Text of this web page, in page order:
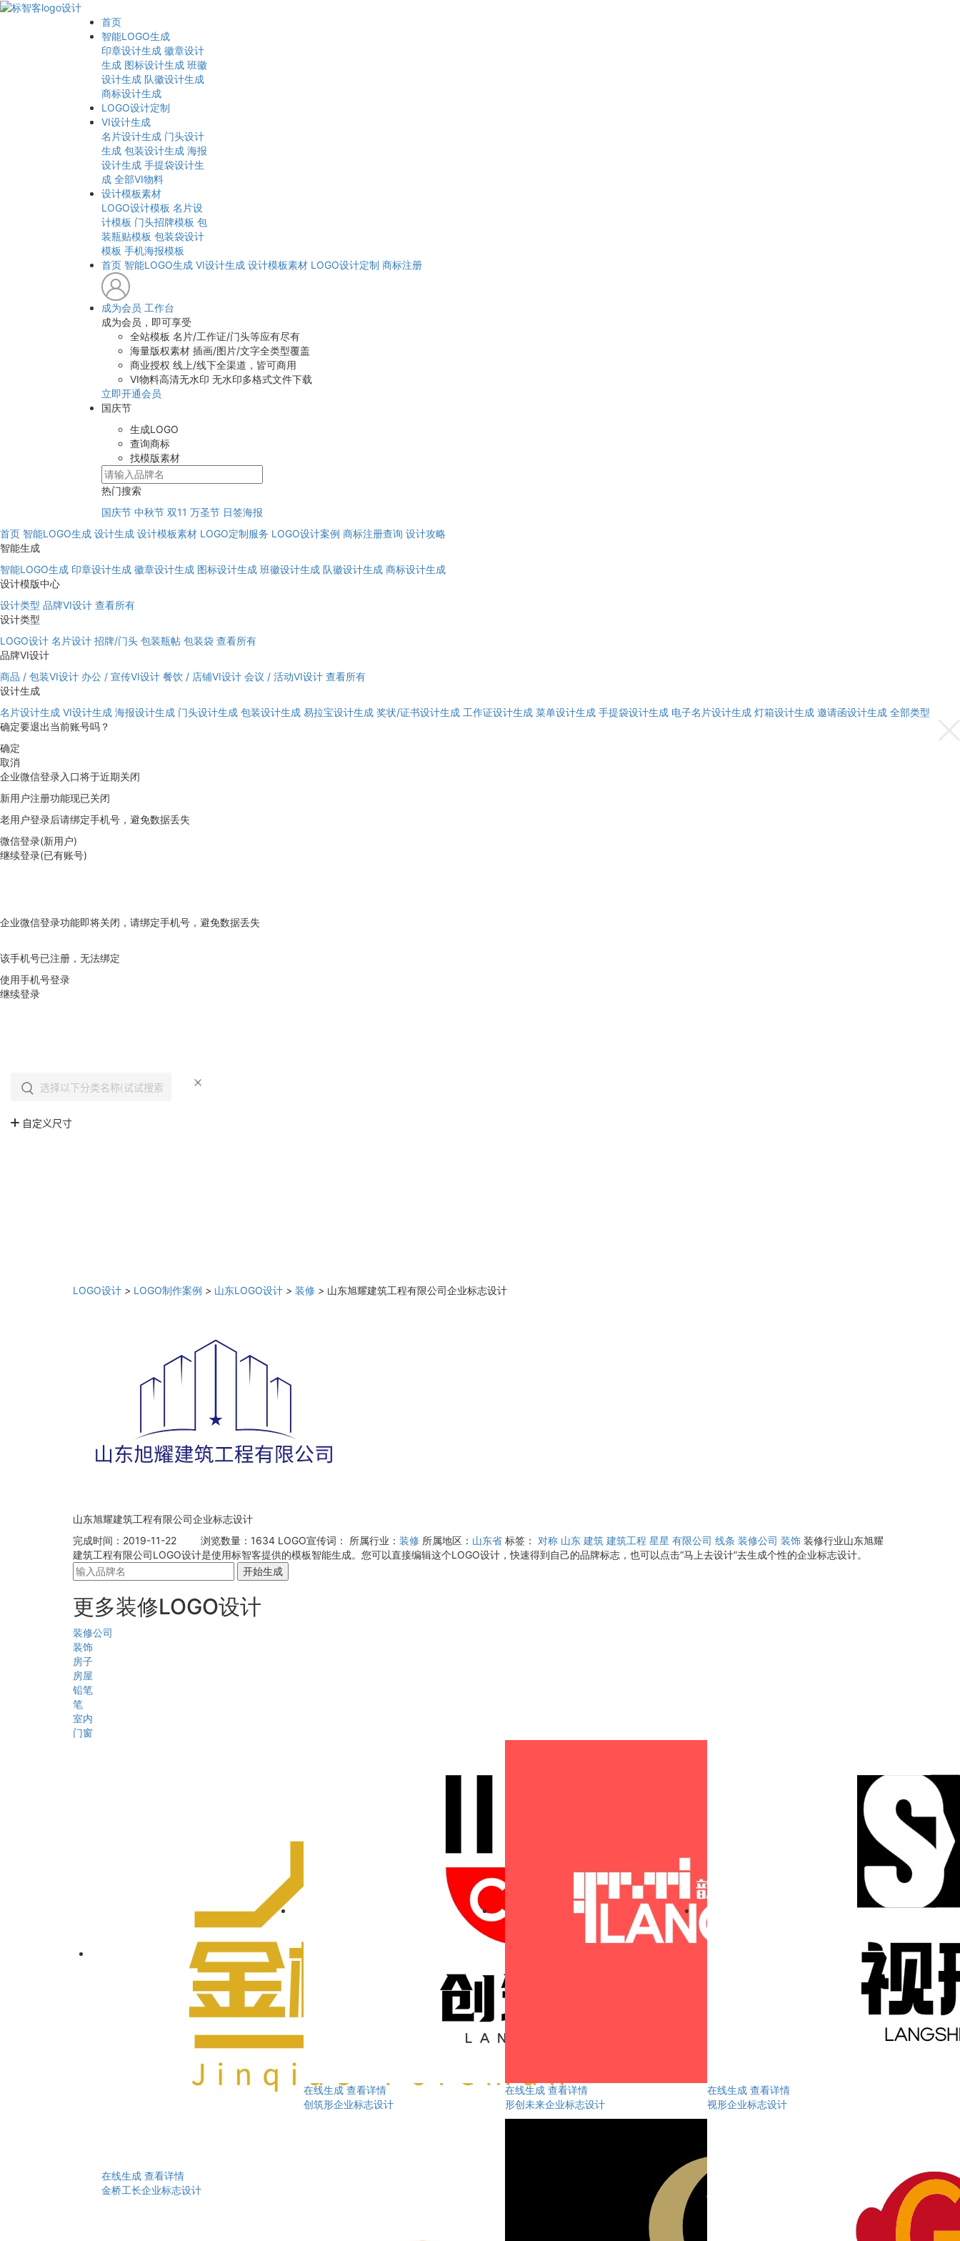
首页
智能LOGO生成
印章设计生成 徽章设计
生成 图标设计生成 班徽
设计生成 队徽设计生成
商标设计生成
LOGO设计定制
VI设计生成
名片设计生成 门头设计
生成 包装设计生成 海报
设计生成 手提袋设计生
成 全部VI物料
设计模板素材
LOGO设计模板 名片设
计模板 门头招牌模板 包
装瓶贴模板 包装袋设计
模板 手机海报模板
首页 智能LOGO生成 VI设计生成 设计模板素材 LOGO设计定制 商标注册
成为会员 工作台
成为会员，即可享受
全站模板 名片/工作证/门头等应有尽有
海量版权素材 插画/图片/文字全类型覆盖
商业授权 线上/线下全渠道，皆可商用
VI物料高清无水印 无水印多格式文件下载
立即开通会员
国庆节
生成LOGO
查询商标
找模版素材
热门搜索
国庆节 中秋节 双11 万圣节 日签海报
首页 智能LOGO生成 设计生成 设计模板素材 LOGO定制服务 LOGO设计案例 商标注册查询 设计攻略
智能生成
智能LOGO生成 印章设计生成 徽章设计生成 图标设计生成 班徽设计生成 队徽设计生成 商标设计生成
设计模版中心
设计类型 品牌VI设计 查看所有
设计类型
LOGO设计 名片设计 招牌/门头 包装瓶帖 包装袋 查看所有
品牌VI设计
商品 / 包装VI设计 办公 / 宣传VI设计 餐饮 / 店铺VI设计 会议 / 活动VI设计 查看所有
设计生成
名片设计生成 VI设计生成 海报设计生成 门头设计生成 包装设计生成 易拉宝设计生成 奖状/证书设计生成 工作证设计生成 菜单设计生成 手提袋设计生成 电子名片设计生成 灯箱设计生成 邀请函设计生成 全部类型
确定要退出当前账号吗？
确定
取消
企业微信登录入口将于近期关闭
新用户注册功能现已关闭
老用户登录后请绑定手机号，避免数据丢失
微信登录(新用户)
继续登录(已有账号)
企业微信登录功能即将关闭，请绑定手机号，避免数据丢失
该手机号已注册，无法绑定
使用手机号登录
继续登录
LOGO设计 > LOGO制作案例 > 山东LOGO设计 > 装修 > 山东旭耀建筑工程有限公司企业标志设计
山东旭耀建筑工程有限公司企业标志设计
完成时间：2019-11-22
浏览数量：1634 LOGO宣传词： 所属行业： 装修 所属地区： 山东省 标签： 对称 山东 建筑 建筑工程 星星 有限公司 线条 装修公司 装饰 装修行业山东旭耀
建筑工程有限公司LOGO设计是使用标智客提供的模板智能生成。您可以直接编辑这个LOGO设计，快速得到自己的品牌标志，也可以点击“马上去设计”去生成个性的企业标志设计。
开始生成
更多装修LOGO设计
装修公司
装饰
房子
房屋
铅笔
笔
室内
门窗
在线生成 查看详情
金桥工长企业标志设计
在线生成 查看详情
创筑形企业标志设计
在线生成 查看详情
形创未来企业标志设计
在线生成 查看详情
视形企业标志设计